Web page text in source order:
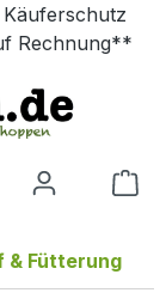
Käuferschutz
Rechnung**
& Fütterung